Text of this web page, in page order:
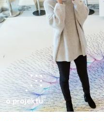
o projektu